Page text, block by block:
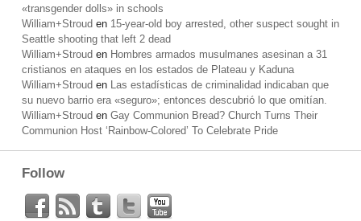
«transgender dolls» in schools
William+Stroud en 15-year-old boy arrested, other suspect sought in
Seattle shooting that left 2 dead
William+Stroud en Hombres armados musulmanes asesinan a 31
cristianos en ataques en los estados de Plateau y Kaduna
William+Stroud en Las estadísticas de criminalidad indicaban que
su nuevo barrio era «seguro»; entonces descubrió lo que omitían.
William+Stroud en Gay Communion Bread? Church Turns Their
Communion Host ‘Rainbow-Colored’ To Celebrate Pride
Follow